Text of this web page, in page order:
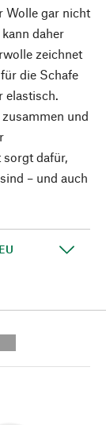
Wolle gar nicht
daher
zeichnet
die Schafe
elastisch.
und
dafür,
– und auch